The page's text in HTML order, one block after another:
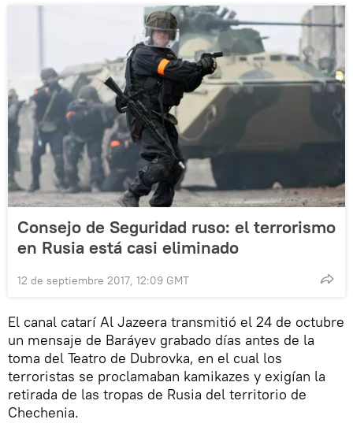
Consejo de Seguridad ruso: el terrorismo
en Rusia está casi eliminado
12 de septiembre 2017, 12:09 GMT
El canal catarí Al Jazeera transmitió el 24 de octubre
un mensaje de Baráyev grabado días antes de la
toma del Teatro de Dubrovka, en el cual los
terroristas se proclamaban kamikazes y exigían la
retirada de las tropas de Rusia del territorio de
Chechenia.